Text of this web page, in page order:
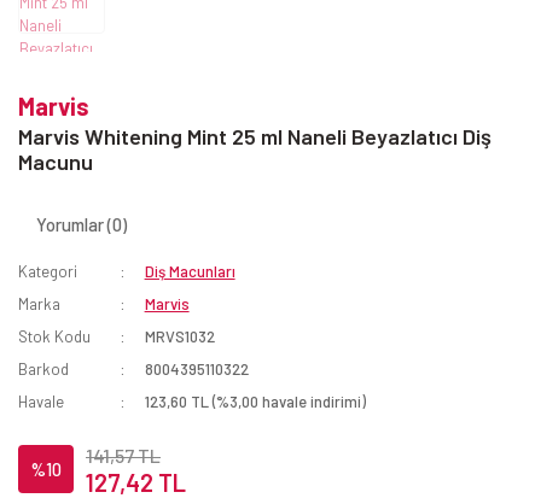
Marvis
Marvis Whitening Mint 25 ml Naneli Beyazlatıcı Diş
Macunu
Yorumlar (0)
Kategori
Diş Macunları
Marka
Marvis
Stok Kodu
MRVS1032
Barkod
8004395110322
Havale
123,60 TL (%3,00 havale indirimi)
%10
141,57 TL
127,42 TL